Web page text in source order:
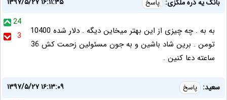
بانک یه ذره ملکزی: پاسخ
24
3
به به . چه چیزی از این بهتر میخاین دیگه . دلار شده 10400
تومن . برین شاد باشین و به جون مسئولین زحمت کش 36
ساعته دعا کنین .
سعید: پاسخ
۱۳۹۷/۵/۲۷ ۱۶:۱۳:۰۹